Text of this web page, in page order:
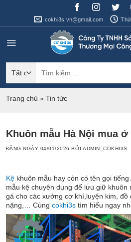
cokhi3s.vn@gmail.com
kiếm:
Trang chủ » Tin tức
Khuôn mẫu Hà Nội mua
ĐĂNG NGÀY 04/01/2026 BỞIADMIN_COKHI3S
Kệ khuôn mẫu hay còn có tên gọi
mẫu kệ chuyên dụng để lưu giữ
gá cho các xưởng cơ khí,luyện kim, đồ
nặng,… Cùng cokhi3s tìm hiểu ngay